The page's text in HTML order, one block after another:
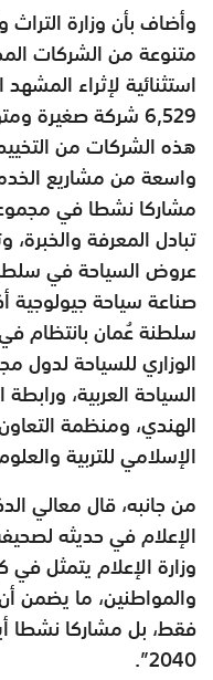
وأضاف بأن وزارة
متنوعة من الشركات
استثنائية لإثراء
6,529 شركة
هذه الشركات من
واسعة من مشاريع
مشاركا نشطا في
تبادل المعرفة والخبرة،
عروض السياحة في
صناعة سياحة جيولوجية
سلطنة عُمان بانتظام
الوزاري للسياحة لدول
السياحة العربية،
الهندي، ومنظمة
الإسلامي للتربية
من جانبه، قال معالي
الإعلام في حديثه
وزارة الإعلام يتمثل
والمواطنين، ما يضمن
فقط، بل مشاركا نشطا
2040”.